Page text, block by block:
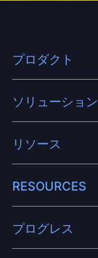
プロダクト
ソリューション
リソース
RESOURCES
プログレス